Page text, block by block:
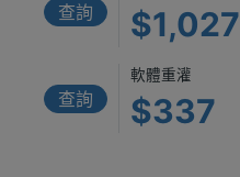
查詢 $1,027
查詢
軟體重灌
$337